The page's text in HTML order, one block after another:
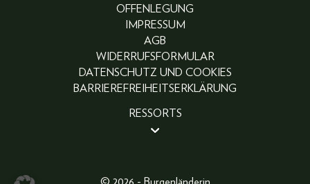
OFFENLEGUNG
IMPRESSUM
AGB
WIDERRUFSFORMULAR
DATENSCHUTZ UND COOKIES
BARRIEREFREIHEITSERKLÄRUNG
RESSORTS